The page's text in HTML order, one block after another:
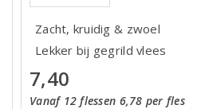
Zacht, kruidig & zwoel
Lekker bij gegrild vlees
7,40
Vanaf 12 flessen 6,78 per fles